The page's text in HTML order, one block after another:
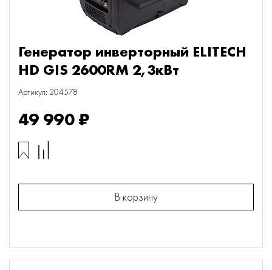
Генератор инверторный ELITECH
HD GIS 2600RМ 2,3кВт
Артикул: 204578
49 990 ₽
В корзину